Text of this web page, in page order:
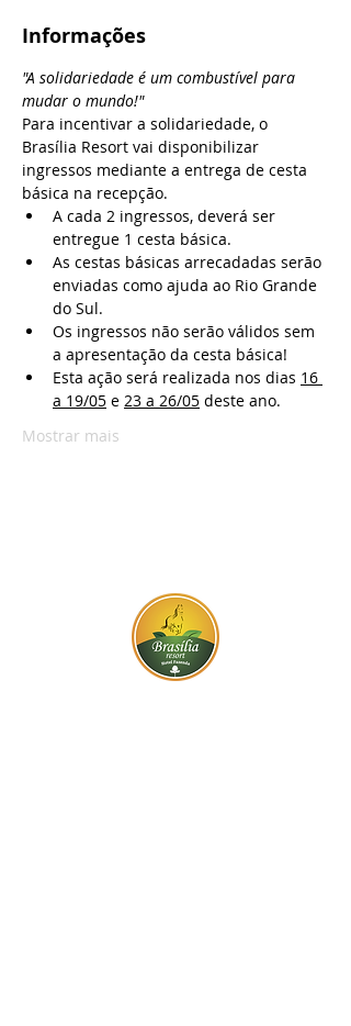
Informações
"A solidariedade é um combustível para
mudar o mundo!"
Para incentivar a solidariedade, o
Brasília Resort vai disponibilizar
ingressos mediante a entrega de cesta
básica na recepção.
A cada 2 ingressos, deverá ser
entregue 1 cesta básica.
As cestas básicas arrecadadas serão
enviadas como ajuda ao Rio Grande
do Sul.
Os ingressos não serão válidos sem
a apresentação da cesta básica!
Esta ação será realizada nos dias 16
a 19/05 e 23 a 26/05 deste ano.
Mostrar mais